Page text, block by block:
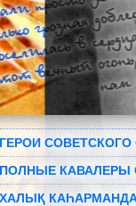
ГЕРОИ
ПОЛНЫЕ КАВАЛЕРЫ
ХАЛЫҚ